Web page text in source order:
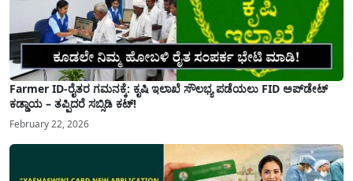
Farmer ID-ರೈತರ ಗಮನಕ್ಕೆ: ಕೃಷಿ ಇಲಾಖೆ ಸೌಲಭ್ಯ ಪಡೆಯಲು FID ಅಪ್‌ಡೇಟ್
ಕಡ್ಡಾಯ – ತಪ್ಪಿದರೆ ಸಬ್ಸಿಡಿ ಕಟ್!
February 22, 2026